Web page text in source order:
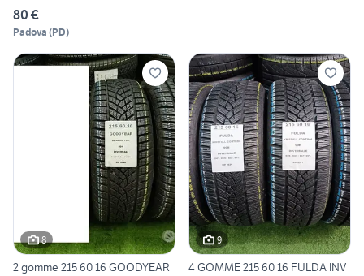
80 €
Padova (PD)
8
2 gomme 215 60 16 GOODYEAR
9
4 GOMME 215 60 16 FULDA INV